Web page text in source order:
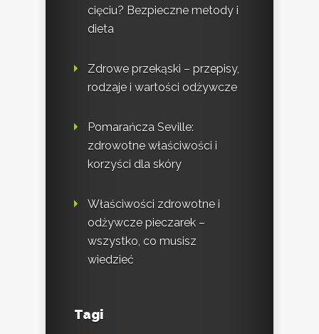
cięciu? Bezpieczne metody i
dieta
Zdrowe przekąski – przepisy,
rodzaje i wartości odżywcze
Pomarańcza Seville:
zdrowotne właściwości i
korzyści dla skóry
Właściwości zdrowotne i
odżywcze pieczarek –
wszystko, co musisz
wiedzieć
Tagi